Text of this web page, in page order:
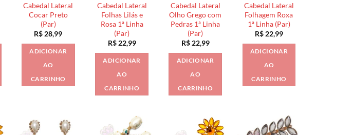
Cabedal Lateral
Cocar Preto
(Par)
R$ 28,99
ADICIONAR
AO
CARRINHO
Cabedal Lateral
Folhas Lilás e
Rosa 1ª Linha
(Par)
R$22,99
ADICIONAR
AO
CARRINHO
Cabedal Lateral
Olho Grego com
Pedras 1ª Linha
(Par)
R$22,99
ADICIONAR
AO
CARRINHO
Cabedal Lateral
Folhagem Roxa
1ª Linha (Par)
R$22,99
ADICIONAR
AO
CARRINHO